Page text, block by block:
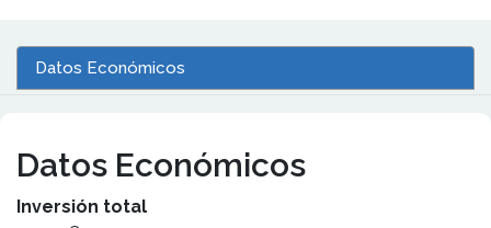
Datos Económicos
Datos Económicos
Inversión total